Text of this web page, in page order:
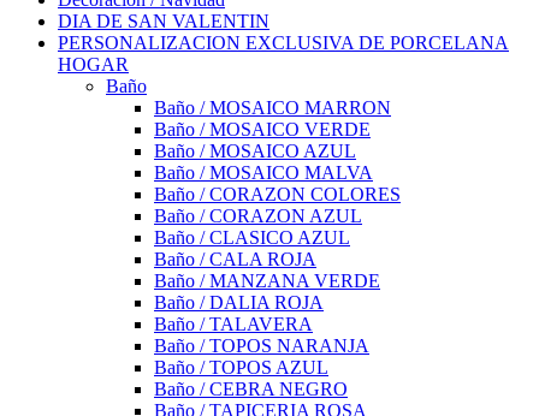
DIA DE SAN VALENTIN
PERSONALIZACION EXCLUSIVA DE PORCELANA
HOGAR
Baño
Baño / MOSAICO MARRON
Baño / MOSAICO VERDE
Baño / MOSAICO AZUL
Baño / MOSAICO MALVA
Baño / CORAZON COLORES
Baño / CORAZON AZUL
Baño / CLASICO AZUL
Baño / CALA ROJA
Baño / MANZANA VERDE
Baño / DALIA ROJA
Baño / TALAVERA
Baño / TOPOS NARANJA
Baño / TOPOS AZUL
Baño / CEBRA NEGRO
Baño / TAPICERIA ROSA